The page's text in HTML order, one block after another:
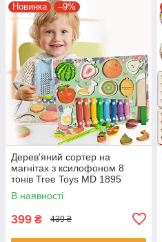
Новинка –9%
Дерев'яний сортер на
магнітах з ксилофоном 8
тонів Tree Toys MD 1895
Монтессорі 3 в 1 Дерев'яна
дошка, 3D паз
В наявності
399 ₴ 439 ₴